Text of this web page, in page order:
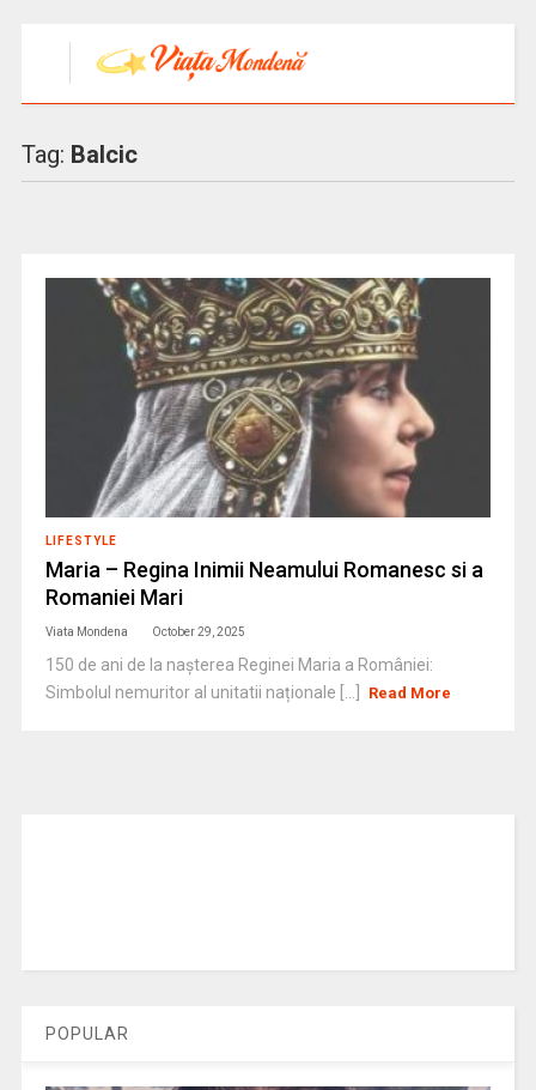
Tag: Balcic
LIFESTYLE
Maria – Regina Inimii Neamului Romanesc si a
Romaniei Mari
Viata Mondena October 29, 2025
150 de ani de la nașterea Reginei Maria a României:
Simbolul nemuritor al unitatii naționale [...]
Read More
POPULAR